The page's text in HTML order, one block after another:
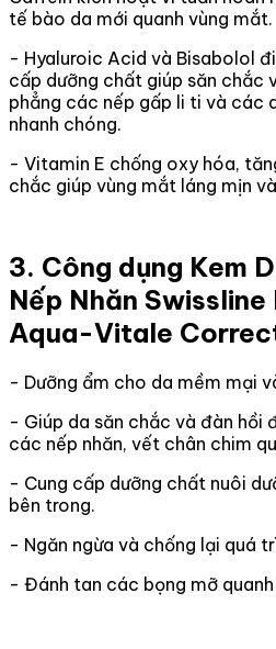
tế bào da mới quanh vùng mắt.
- Hyaluroic Acid và Bisabolol
cấp dưỡng chất giúp săn chắc
phẳng các nếp gấp li ti và các
nhanh chóng.
- Vitamin E chống oxy hóa,
chắc giúp vùng mắt láng mịn
3. Công dụng Kem
Nếp Nhăn
Aqua-Vitale
- Dưỡng ẩm cho da mềm mại
- Giúp da săn chắc và đàn hồi
các nếp nhăn, vết chân chim
- Cung cấp dưỡng chất nuôi
bên trong.
- Ngăn ngừa và chống lại quá
- Đánh tan các bọng mỡ